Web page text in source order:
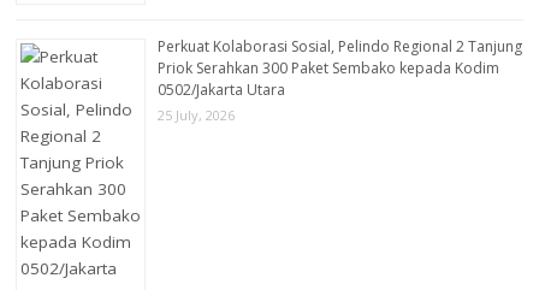
Perkuat Kolaborasi Sosial, Pelindo Regional 2 Tanjung
Priok Serahkan 300 Paket Sembako kepada Kodim
0502/Jakarta Utara
25 July, 2026